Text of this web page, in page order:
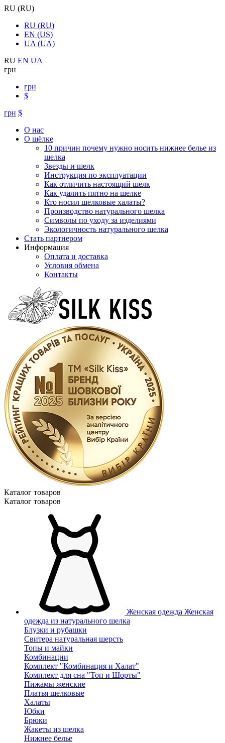
RU (RU)
RU (RU)
EN (US)
UA (UA)
RU EN UA
грн
грн
$
грн $
О нас
О шёлке
10 причин почему нужно носить нижнее белье из
шелка
Звезды и шелк
Инструкция по эксплуатации
Как отличить настоящий шелк
Как удалить пятно на шелке
Кто носил шелковые халаты?
Производство натурального шелка
Символы по уходу за изделиями
Экологичность натурального шелка
Стать партнером
Информация
Оплата и доставка
Условия обмена
Контакты
Каталог товаров
Каталог товаров
Женская одежда Женская
одежда из натурального шелка
Блузки и рубашки
Свитера натуральная шерсть
Топы и майки
Комбинации
Комплект "Комбинация и Халат"
Комплект для сна "Топ и Шорты"
Пижамы женские
Платья шелковые
Халаты
Юбки
Брюки
Жакеты из шелка
Нижнее белье